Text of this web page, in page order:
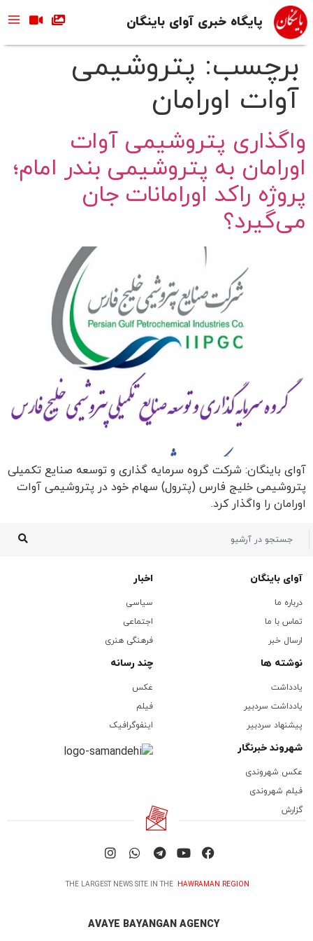
پایگاه خبری آوای باینگان
برچسب: پتروشیمی
آوات اورامان
واگذاری پتروشیمی آوات
اورامان به پتروشیمی بندر امام؛
پروژه راکد اورامانات جان
می‌گیرد؟
آوای باینگان: شرکت گروه سرمایه گذاری و توسعه صنایع تکمیلی
پتروشیمی خلیج فارس (پترول) سهام خود در پتروشیمی آوات
اورامان را واگذار کرد.
آوای باینگان
درباره ما
تماس با ما
ارسال خبر
اخبار
سیاسی
اجتماعی
فرهنگی هنری
نوشته ها
یادداشت
یادداشت سردبیر
پیشنهاد سردبیر
چند رسانه
عکس
فیلم
اینفوگرافیک
شهروند خبرنگار
عکس شهروندی
فیلم شهروندی
گزارش
THE LARGEST NEWS SITE IN THE HAWRAMAN REGION
AVAYE BAYANGAN AGENCY